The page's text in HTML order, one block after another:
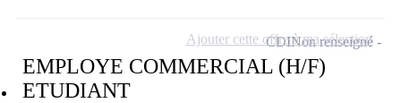
EMPLOYE COMMERCIAL (H/F)
ETUDIANT
CDINon renseigné
Ajouter cette offre à ma sélection